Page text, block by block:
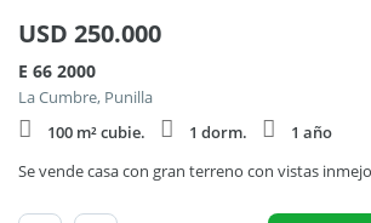
USD 250.000
E 66 2000
La Cumbre, Punilla
100 m² cubie.
1 dorm.
1 año
Se vende casa con gran terreno con vistas